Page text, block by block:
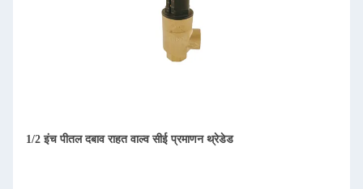
1/2 इंच पीतल दबाव राहत वाल्व सीई प्रमाणन थ्रेडेड